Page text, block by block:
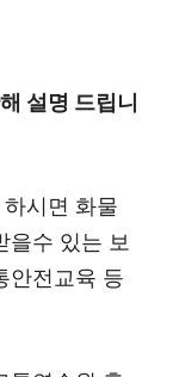
설명 드립니
시면 화물
을수 있는 보
안전교육 등